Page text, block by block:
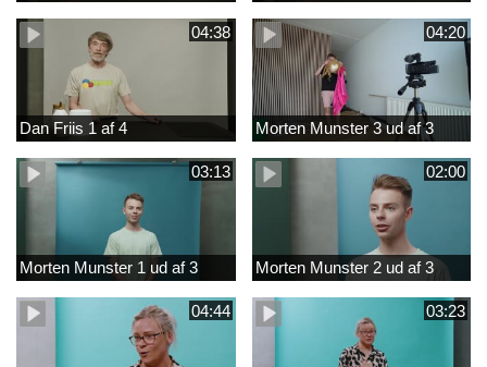
04:38
Dan Friis 1 af 4
04:20
Morten Munster 3 ud af 3
03:13
Morten Munster 1 ud af 3
02:00
Morten Munster 2 ud af 3
04:44 03:23